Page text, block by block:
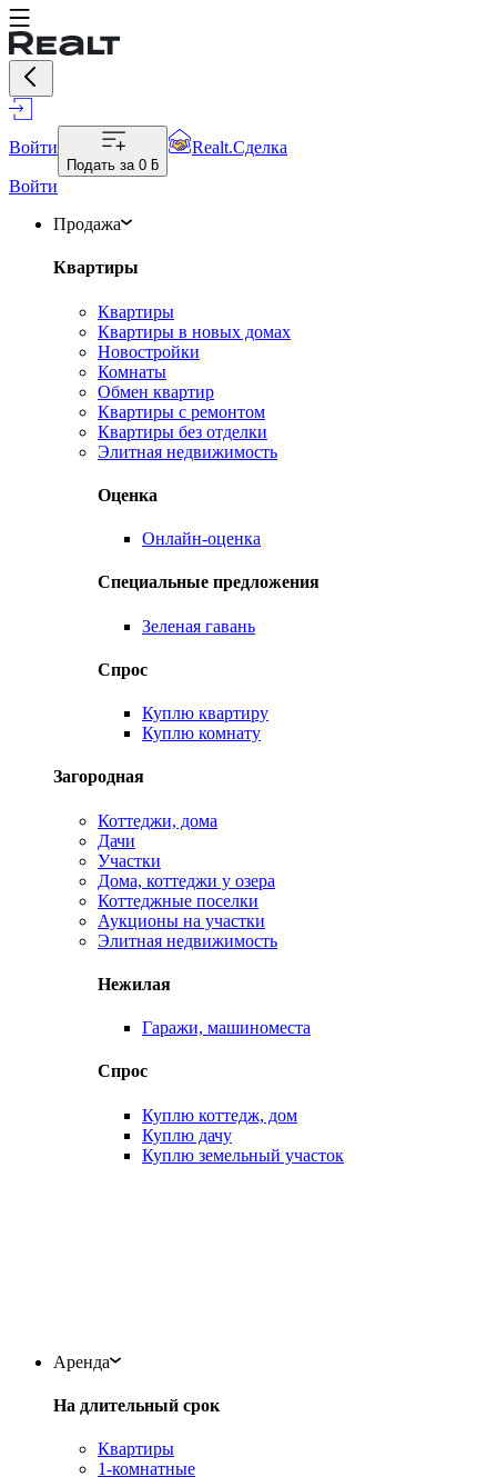
Войти
Подать за 0 ƃ
Realt.Сделка
Войти
Продажа
Квартиры
Квартиры
Квартиры в новых домах
Новостройки
Комнаты
Обмен квартир
Квартиры с ремонтом
Квартиры без отделки
Элитная недвижимость
Оценка
Онлайн-оценка
Специальные предложения
Зеленая гавань
Спрос
Куплю квартиру
Куплю комнату
Загородная
Коттеджи, дома
Дачи
Участки
Дома, коттеджи у озера
Коттеджные поселки
Аукционы на участки
Элитная недвижимость
Нежилая
Гаражи, машиноместа
Спрос
Куплю коттедж, дом
Куплю дачу
Куплю земельный участок
Аренда
На длительный срок
Квартиры
1-комнатные